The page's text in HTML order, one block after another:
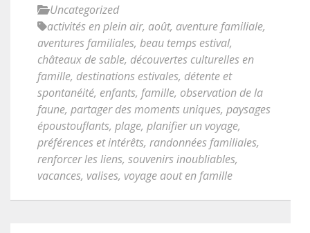
Uncategorized
activités en plein air, août, aventure familiale,
aventures familiales, beau temps estival,
châteaux de sable, découvertes culturelles en
famille, destinations estivales, détente et
spontanéité, enfants, famille, observation de la
faune, partager des moments uniques, paysages
époustouflants, plage, planifier un voyage,
préférences et intérêts, randonnées familiales,
renforcer les liens, souvenirs inoubliables,
vacances, valises, voyage aout en famille